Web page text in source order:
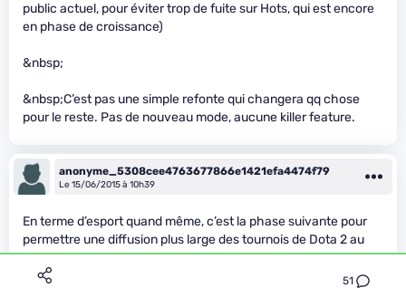
51
public actuel, pour éviter trop de fuite sur Hots, qui est encore
en phase de croissance)
&nbsp;
&nbsp;C’est pas une simple refonte qui changera qq chose
pour le reste. Pas de nouveau mode, aucune killer feature.
anonyme_5308cee4763677866e1421efa4474f79
Le 15/06/2015 à 10h39
En terme d’esport quand même, c’est la phase suivante pour
permettre une diffusion plus large des tournois de Dota 2 au
grand public.